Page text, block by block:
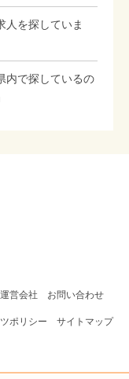
人を探していま
内で探しているの
運営会社 お問い合わせ
ポリシー サイトマップ